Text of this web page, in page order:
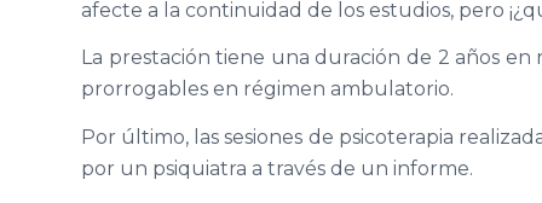
afecte a la continuidad de los estudios, pero
La prestación tiene una duración de 2 años
prorrogables en régimen ambulatorio.
Por último, las sesiones de psicoterapia
por un psiquiatra a través de un informe.